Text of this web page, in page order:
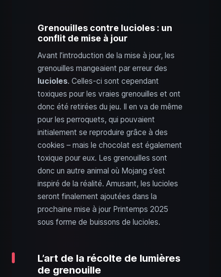
Grenouilles contre lucioles : un
conflit de mise à jour
Avant l’introduction de la mise à jour, les
grenouilles mangeaient par erreur des
lucioles. Celles-ci sont cependant
toxiques pour les vraies grenouilles et ont
donc été retirées du jeu. Il en va de même
pour les perroquets, qui pouvaient
initialement se reproduire grâce à des
cookies – mais le chocolat est également
toxique pour eux. Les grenouilles sont
donc un autre animal où Mojang s’est
inspiré de la réalité. Amusant, les lucioles
seront finalement ajoutées dans la
prochaine mise à jour Printemps 2025
sous forme de buissons de lucioles.
L’art de la récolte de lumières
de grenouille